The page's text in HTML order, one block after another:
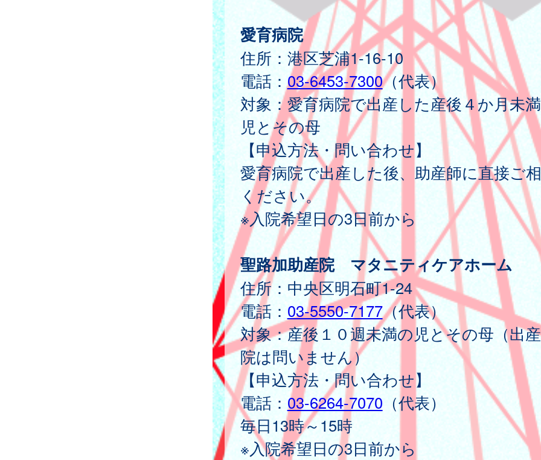
愛育病院
住所：港区芝浦1-16-10
電話：03-6453-7300（代表）
対象：愛育病院で出産した産後４か月未
児とその母
【申込方法・問い合わせ】
愛育病院で出産した後、助産師に直接ご
ください。
※入院希望日の3日前から
聖路加助産院 マタニティケアホーム
住所：中央区明石町1-24
電話： 03-5550-7177（代表）
対象：産後１０週未満の児とその母（出
院は問いません）
【申込方法・問い合わせ】
電話： 03-6264-7070（代表）
毎日13時～15時
※入院希望日の3日前から